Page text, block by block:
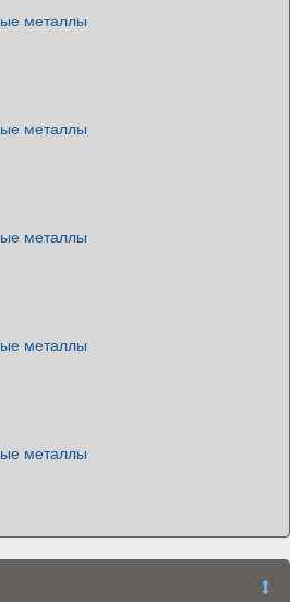
металлы
металлы
металлы
металлы
металлы